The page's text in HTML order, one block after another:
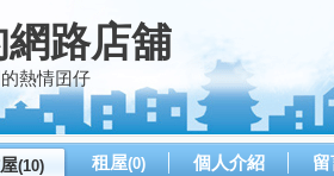
路店舖
熱情囝仔
(10) 租屋(0) 個人介紹